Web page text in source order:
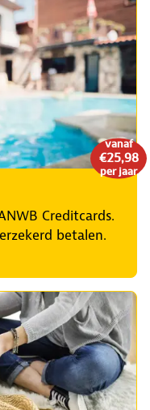
vanaf
€25,98
per jaar
Creditcards.
betalen.